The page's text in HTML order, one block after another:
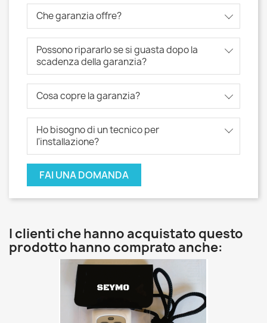
Che garanzia offre?
Possono ripararlo se si guasta dopo la
scadenza della garanzia?
Cosa copre la garanzia?
Ho bisogno di un tecnico per
l'installazione?
FAI UNA DOMANDA
I clienti che hanno acquistato questo
prodotto hanno comprato anche: